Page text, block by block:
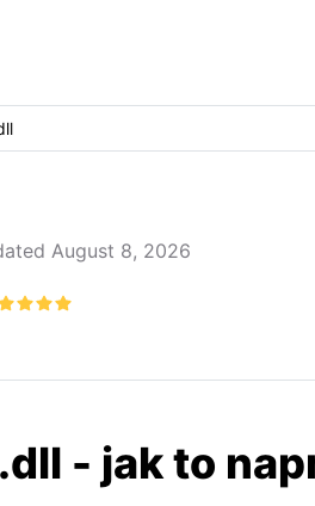
August 8, 2026
- jak to